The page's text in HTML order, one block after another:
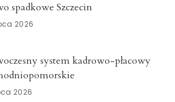
spadkowe Szczecin
2026
system kadrowo-płacowy
2026